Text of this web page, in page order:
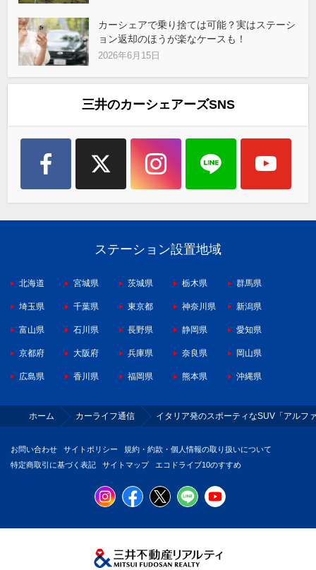
カーシェアで乗り捨ては可能？実はステーシ
ョン返却のほうが楽なケースも！
2026年6月15日
三井のカーシェアーズSNS
ステーション設置地域
北海道 宮城県 茨城県 栃木県 群馬県
埼玉県 千葉県 東京都 神奈川県 新潟県
富山県 石川県 長野県 静岡県 愛知県
京都府 大阪府 兵庫県 奈良県 岡山県
広島県 香川県 福岡県 熊本県 沖縄県
ホーム カーライフ通信 イタリア発のスポーティなSUV「アルフ
お問い合わせ サイトポリシー
規約・約款・個人情報の取り扱いについて
特定商取引に基づく表記
サイトマップ エコドライブ10のすすめ